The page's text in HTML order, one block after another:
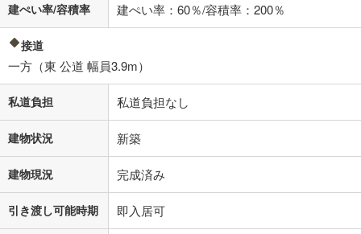
建ぺい率/容積率 建ぺい率：60％/容積率：200％
接道
一方（東 公道 幅員3.9m）
私道負担 私道負担なし
建物状況 新築
建物現況 完成済み
引き渡し可能時期 即入居可